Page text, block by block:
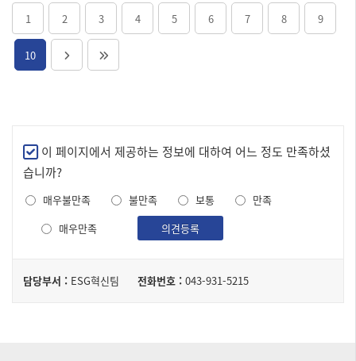
지역 주민 대상 디지털정보격차 해소 및 공감대 형성 -
(추진내용) 충북혁신도시 메타버스 공간 구축 및 지역
종) 프로그램 운영
1 2 3 4 5 6 7 8 9
10
만
족
도
조
이 페이지에서 제공하는 정보에 대하여 어느 정도 만족하셨
습니까?
매우불만족 불만족 보통
만족
매우만족
의견등록
담
당
담당부서 : ESG혁신팀 전화번호 : 043-931-5215